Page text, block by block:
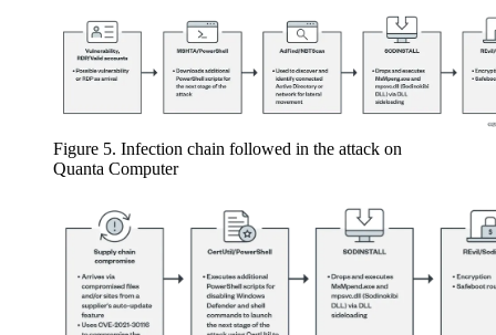
Figure 5. Infection chain followed in the attack on
Quanta Computer